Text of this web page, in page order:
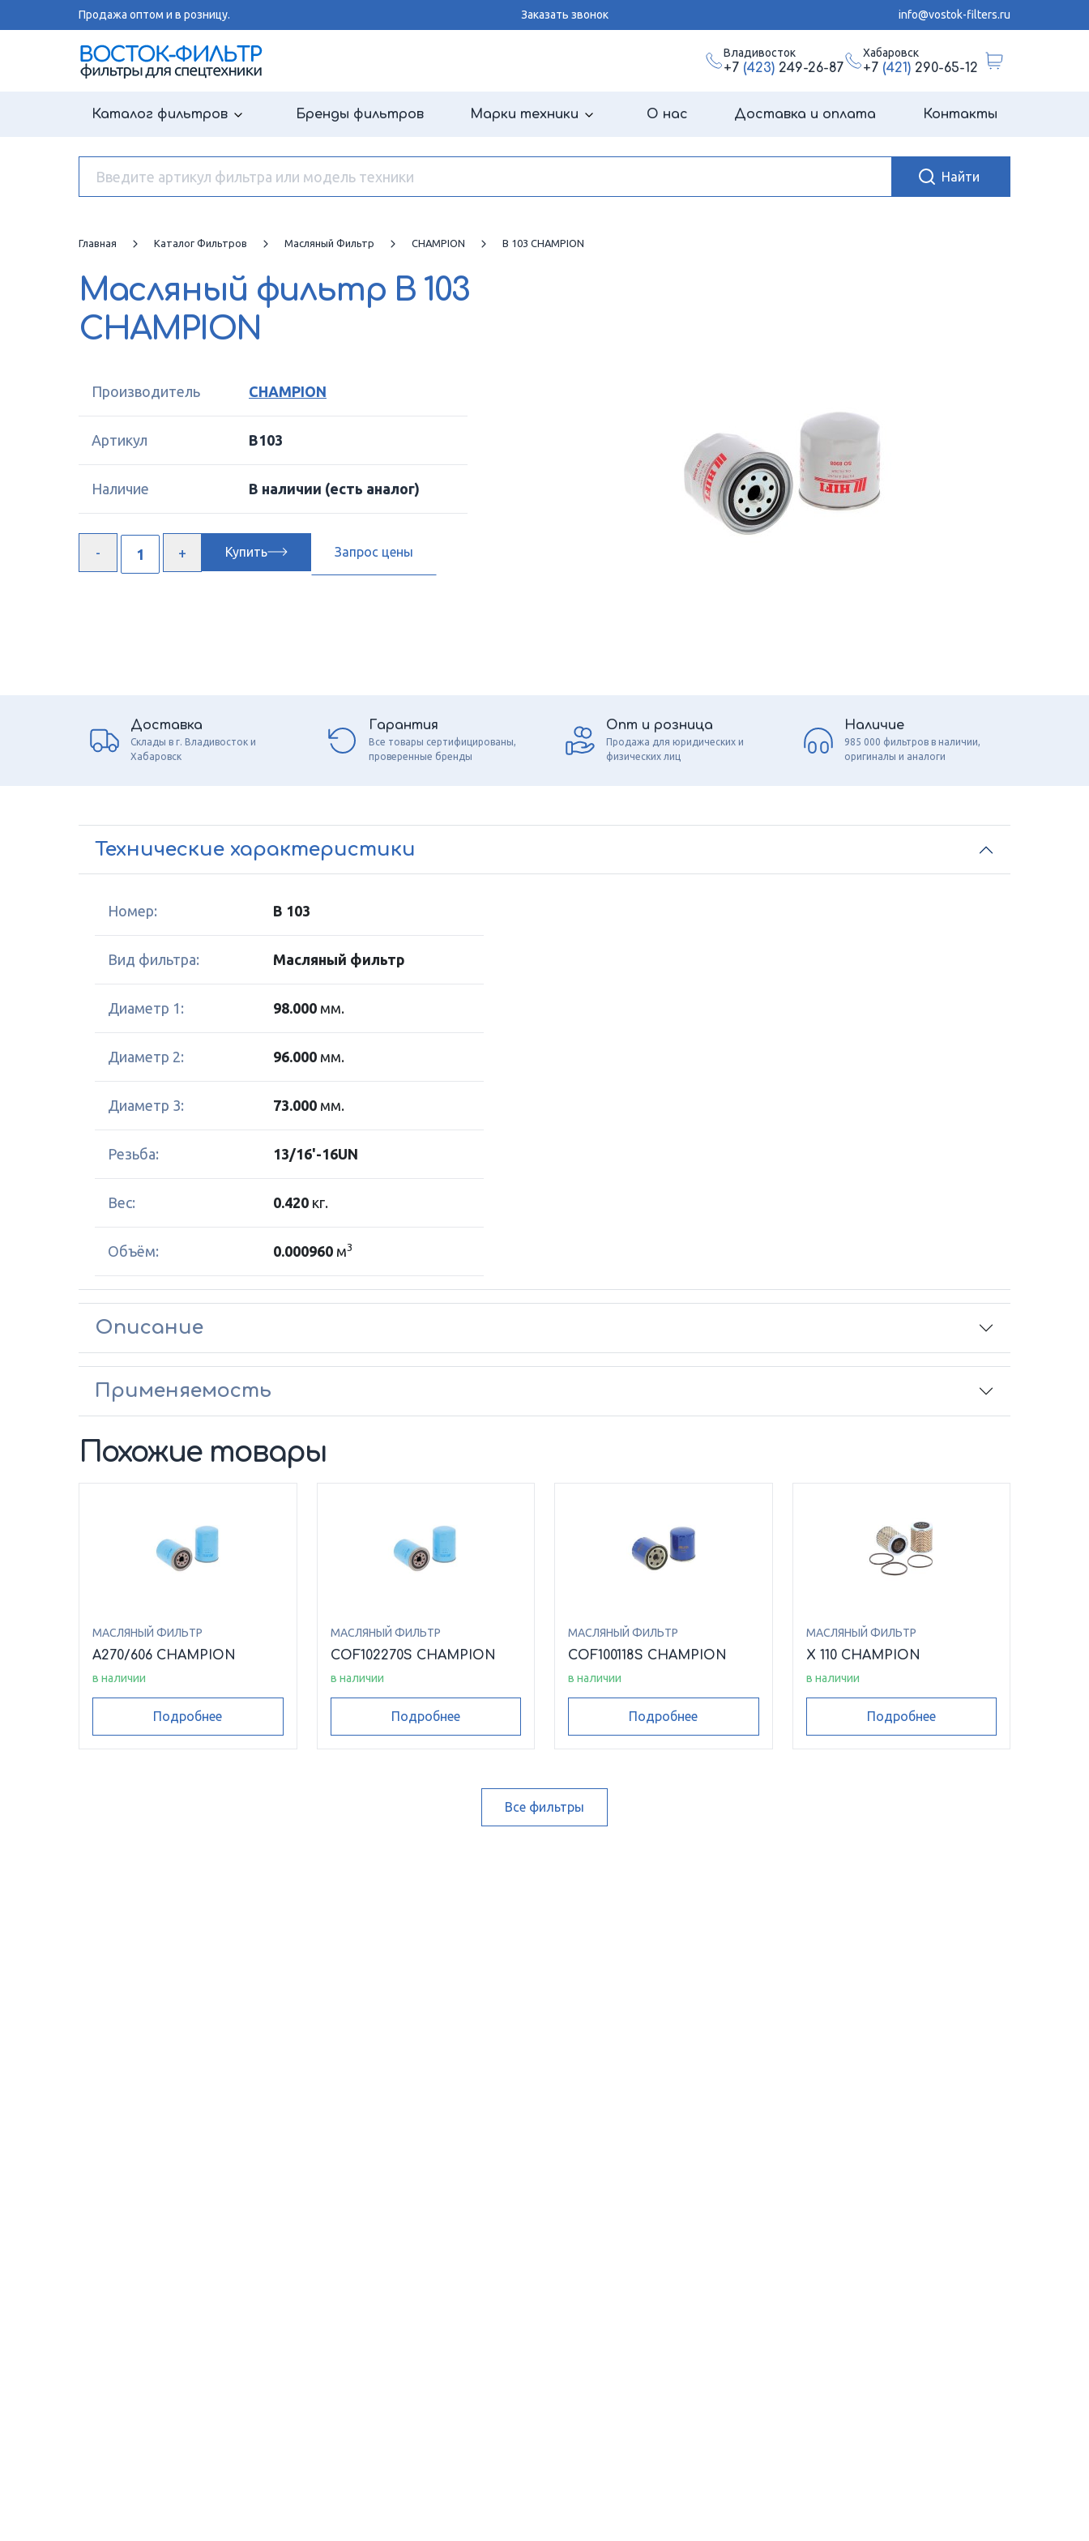
Продажа оптом и в розницу. Заказать звонок info@vostok-filters.ru
Владивосток
+7 (423)249-26-87
Хабаровск
+7 (421)290-65-12
Каталог фильтров Бренды фильтров Марки техники О нас Доставка и оплата Контакты
Главная Каталог Фильтров Масляный Фильтр CHAMPION B 103 CHAMPION
Масляный фильтр B 103
CHAMPION
Производитель CHAMPION
Артикул B103
Наличие В наличии (есть аналог)
Купить Запрос цены
Доставка
Склады в г. Владивосток и
Хабаровск
Гарантия
Все товары сертифицированы,
проверенные бренды
Опт и розница
Продажа для юридических и
физических лиц
Наличие
985 000 фильтров в наличии,
оригиналы и аналоги
Технические характеристики
Номер: B 103
Вид фильтра: Масляный фильтр
Диаметр 1: 98.000 мм.
Диаметр 2: 96.000 мм.
Диаметр 3: 73.000 мм.
Резьба: 13/16'-16UN
Вес: 0.420 кг.
Объём: 0.000960 м3
Описание
Применяемость
Похожие товары
МАСЛЯНЫЙ ФИЛЬТР
A270/606 CHAMPION
в наличии
Подробнее
МАСЛЯНЫЙ ФИЛЬТР
COF102270S CHAMPION
в наличии
Подробнее
МАСЛЯНЫЙ ФИЛЬТР
COF100118S CHAMPION
в наличии
Подробнее
МАСЛЯНЫЙ ФИЛЬТР
X 110 CHAMPION
в наличии
Подробнее
Все фильтры